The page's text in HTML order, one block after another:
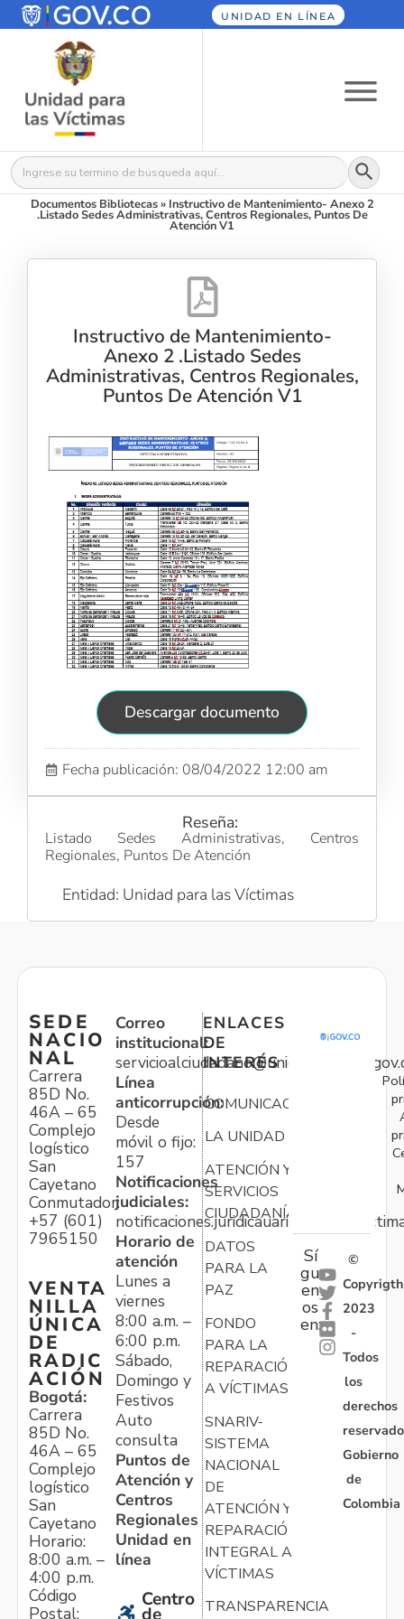
UNIDAD EN LÍNEA
Buscar: Botón
Documentos Bibliotecas» Instructivo de Mantenimiento- Anexo 2
.Listado Sedes Administrativas, Centros Regionales, Puntos De
Atención V1
Instructivo de Mantenimiento-
Anexo 2 .Listado Sedes
Administrativas, Centros Regionales,
Puntos De Atención V1
Descargar documento
Fecha publicación: 08/04/2022 12:00 am
Reseña:
Listado Sedes Administrativas, Centros
Regionales, Puntos De Atención
Entidad: Unidad para las Víctimas
SEDE
NACIO
NAL
Carrera
85D No.
46A – 65
Complejo
logístico
San
Cayetano
Conmutador:
+57 (601)
7965150
VENTA
NILLA
ÚNICA
DE
RADIC
ACIÓN
Bogotá:
Carrera
85D No.
46A – 65
Complejo
logístico
San
Cayetano
Horario:
8:00 a.m. –
4:00 p.m.
Código
Postal:
Correo
institucional:
Línea
anticorrupción:
Desde
móvil o fijo:
157
Notificaciones
judiciales:
Horario de
atención
Lunes a
viernes
8:00 a.m. –
6:00 p.m.
Sábado,
Domingo y
Festivos
Auto
consulta
Puntos de
Atención y
Centros
Regionales
Unidad en
línea
Centro
ENLACES
DE
INTERÉS
COMUNICACIONES
LA UNIDAD
ATENCIÓN Y
SERVICIOS
CIUDADANÍA
DATOS
PARA LA
PAZ
FONDO
PARA LA
REPARACIÓN
A VÍCTIMAS
SNARIV-
SISTEMA
NACIONAL
DE
ATENCIÓN Y
REPARACIÓN
INTEGRAL A
VÍCTIMAS
TRANSPARENCIA
Sí
gu
en
os
en:
©
Copyrigth
2023
-
Todos
los
derechos
Gobierno
de
Colombia